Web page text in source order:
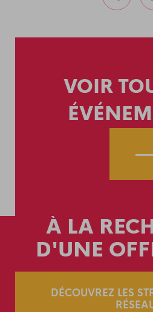
VOIR
À LA
D'UNE
DÉCOUVREZ LES